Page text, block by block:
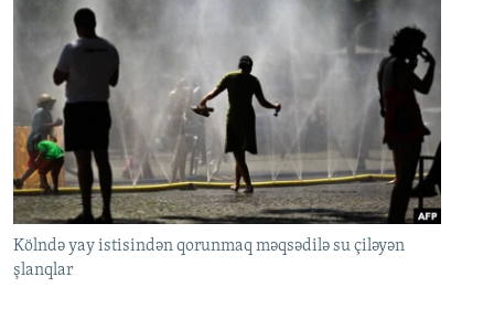
Kölndə yay istisindən qorunmaq məqsədilə su çiləyən
şlanqlar